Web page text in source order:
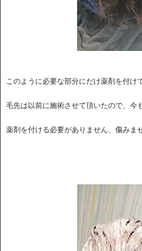
このように必要な部分にだけ薬剤を付け
毛先は以前に施術させて頂いたので、今
薬剤を付ける必要がありません、傷みま